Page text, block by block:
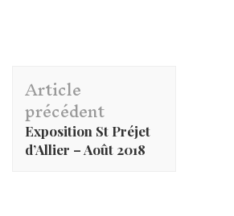
Navigation
d'article
Article
précédent
Exposition St Préjet
d’Allier – Août 2018